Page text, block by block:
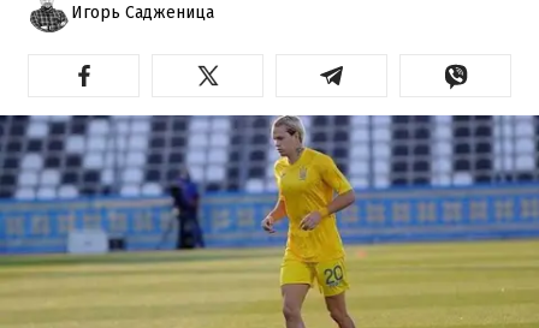
Игорь Садженица